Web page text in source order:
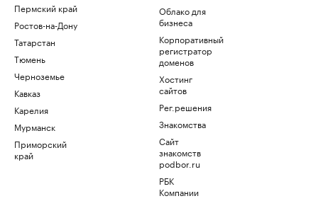
Пермский край
Ростов-на-Дону
Татарстан
Тюмень
Черноземье
Кавказ
Карелия
Мурманск
Приморский
край
Облако для
бизнеса
Корпоративный
регистратор
доменов
Хостинг
сайтов
Рег.решения
Знакомства
Сайт
знакомств
podbor.ru
РБК
Компании